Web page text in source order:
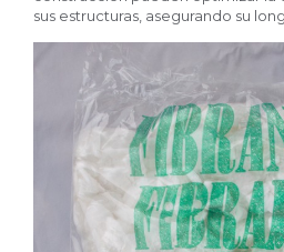
sus estructuras, asegurando su